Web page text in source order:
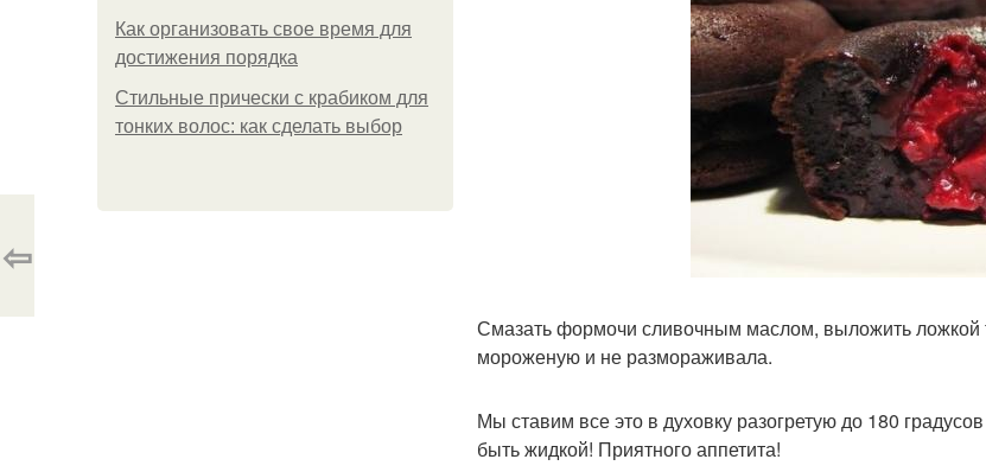
Как организовать свое время для
достижения порядка
Стильные прически с крабиком для
тонких волос: как сделать выбор
Смазать формочи сливочным маслом, выложить ложкой
мороженую и не размораживала.
Мы ставим все это в духовку разогретую до 180
быть жидкой! Приятного аппетита!
⇦